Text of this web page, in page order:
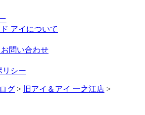
アイについて
問い合わせ
リシー
グ > 旧アイ＆アイ 一之江店 >